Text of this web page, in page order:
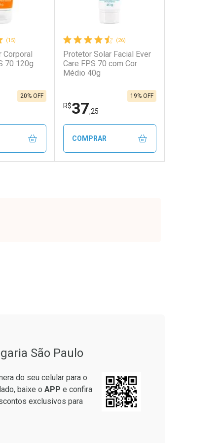
(15)
Corporal
70 120g
20% OFF
cada
cada
(26)
Protetor Solar Facial Ever
Care FPS 70 com Cor
Médio 40g
R$37,25
19% OFF
COMPRAR
Por R$ 37,25/cada
Por R$ 37,25/cada
São Paulo
do seu celular para o
baixe o APP e confira
exclusivos para